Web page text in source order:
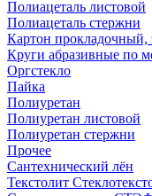
Полиацеталь листовой
Полиацеталь стержни
Картон прокладочный,
Круги абразивные по
Оргстекло
Пайка
Полиуретан
Полиуретан листовой
Полиуретан стержни
Прочее
Сантехнический лён
Текстолит